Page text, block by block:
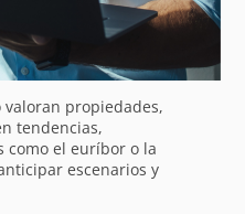
valoran propiedades,
tendencias,
como el euríbor o la
escenarios y